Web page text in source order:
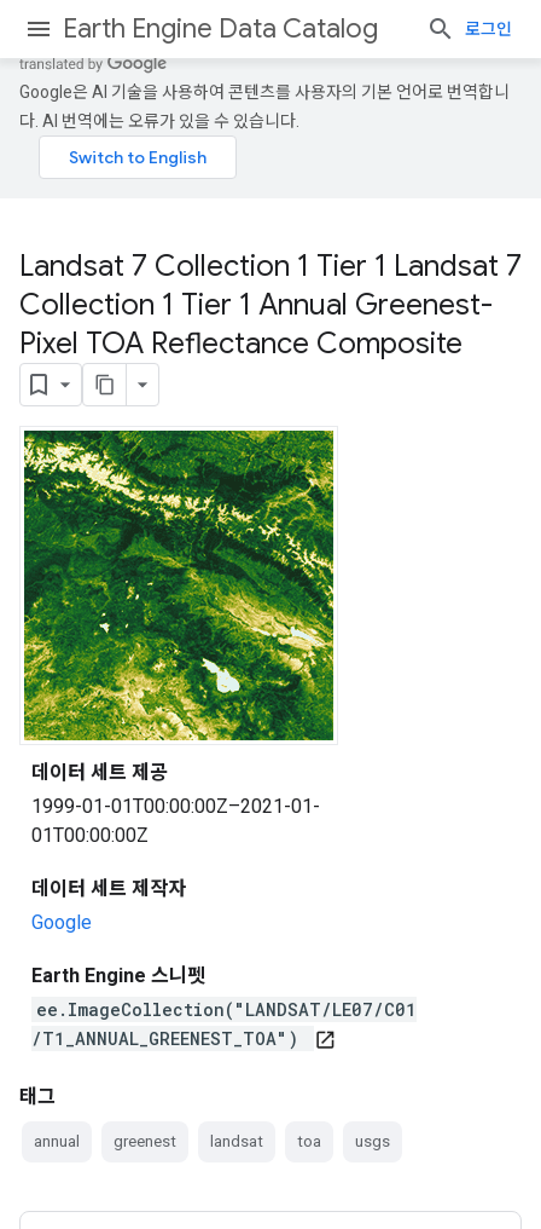
Earth Engine Data Catalog 로그인
Google은 AI 기술을 사용하여 콘텐츠를 사용자의 기본 언어로 번역합니
다. AI 번역에는 오류가 있을 수 있습니다.
Landsat 7 Collection 1 Tier 1 Landsat 7
Collection 1 Tier 1 Annual Greenest-
Pixel TOA Reflectance Composite
데이터 세트 제공
1999-01-01T00:00:00Z–2021-01-
01T00:00:00Z
데이터 세트 제작자
Google
Earth Engine 스니펫
ee.ImageCollection("LANDSAT/LE07/C01
/T1_ANNUAL_GREENEST_TOA")
open_in_new
태그
annual greenest landsat toa usgs